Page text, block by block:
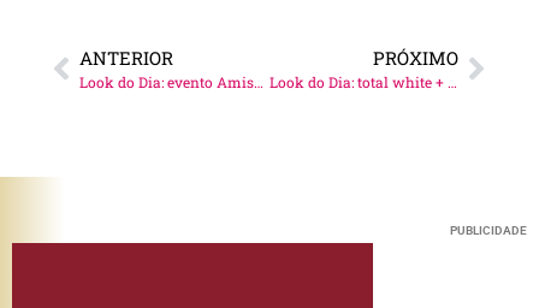
ANTERIOR
Look do Dia: evento Amissima!
PRÓXIMO
Look do Dia: total white + sandália unicórnio!
PUBLICIDADE